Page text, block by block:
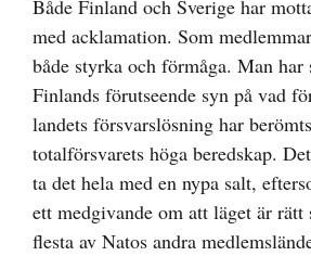
Både Finland och Sverige har
med acklamation. Som
både styrka och förmåga. Man
Finlands förutseende syn på vad
landets försvarslösning har
totalförsvarets höga beredskap.
ta det hela med en nypa salt,
ett medgivande om att läget är
flesta av Natos andra